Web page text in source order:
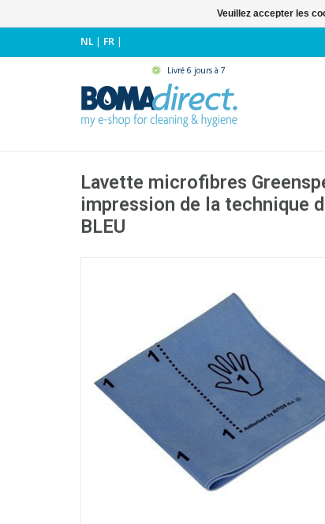
NL| FR |
Livré 6 jours à 7
Lavette microfibres
impression de la technique
BLEU
Veuillez accepter les